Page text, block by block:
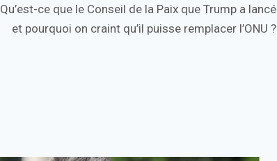
Qu’est-ce que le Conseil de la Paix que Trump a lancé
et pourquoi on craint qu’il puisse remplacer l’ONU ?